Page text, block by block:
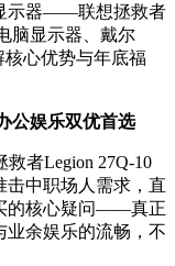
示器——联想拯救者
脑显示器、戴尔
核心优势与年底福
公娱乐双优首选
者Legion 27Q-10
击中职场人需求，直
的核心疑问——真正
业余娱乐的流畅，不